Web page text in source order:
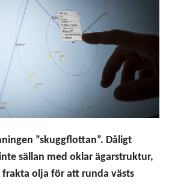
”skuggflottan”. Dåligt
sällan med oklar ägarstruktur,
olja för att runda västs